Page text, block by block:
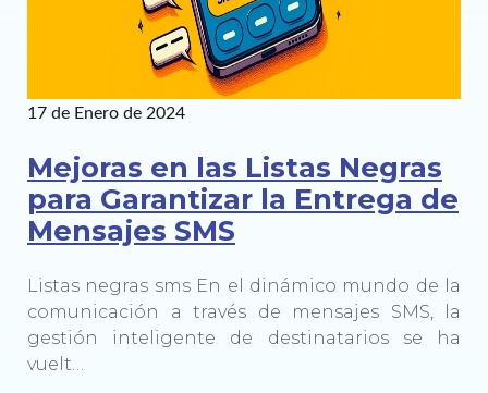
17 de Enero de 2024
Mejoras en las Listas Negras
para Garantizar la Entrega de
Mensajes SMS
Listas negras sms En el dinámico mundo de la
comunicación a través de mensajes SMS, la
gestión inteligente de destinatarios se ha
vuelt…